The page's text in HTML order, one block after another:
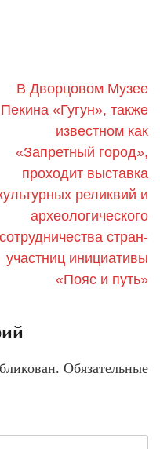
В Дворцовом Музее
Пекина «Гугун», также
известном как
«Запретный город»,
проходит выставка
реликвий и
археологического
сотрудничества стран-
участниц инициативы
«Пояс и путь»
Обязательные